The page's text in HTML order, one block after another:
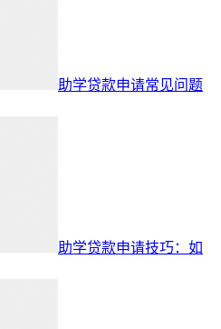
助学贷款申请常见问题
助学贷款申请技巧：如